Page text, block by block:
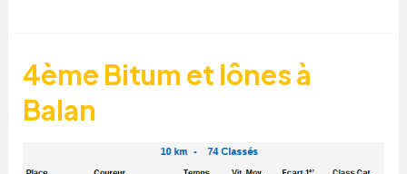
4ème Bitum et lônes à
Balan